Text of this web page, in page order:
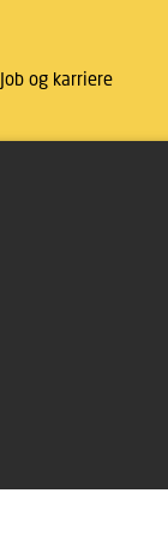
Job og karriere